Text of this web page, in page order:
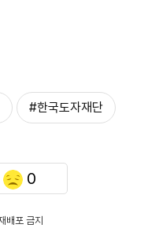
#한국도자재단
0
배포 금지